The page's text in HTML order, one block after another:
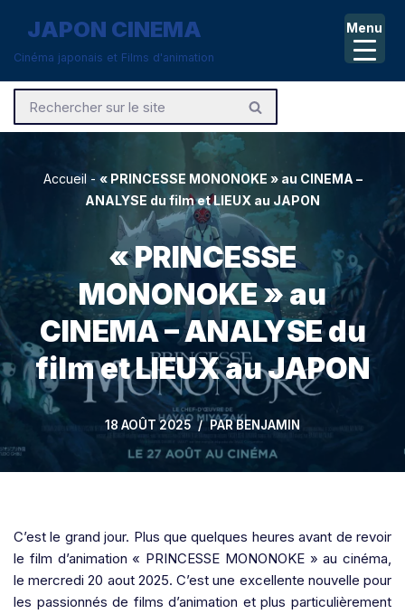
Aller
contenu
JAPON CINEMA
Cinéma japonais et Films d'animation
Accueil -« PRINCESSE MONONOKE » au CINEMA –
ANALYSE du film et LIEUX au JAPON
« PRINCESSE
MONONOKE » au
CINEMA – ANALYSE du
film et LIEUX au JAPON
18 AOÛT 2025 PARBENJAMIN
C’est le grand jour. Plus que quelques heures avant de revoir
le film d’animation « PRINCESSE MONONOKE » au cinéma,
le mercredi 20 aout 2025. C’est une excellente nouvelle pour
les passionnés de films d’animation et plus particulièrement
Menu